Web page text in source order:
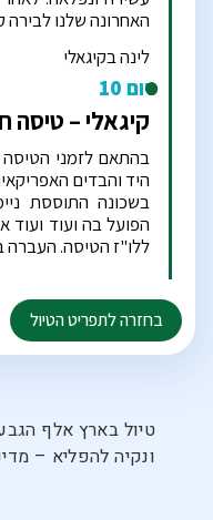
טיול בארץ אלף
ונקיה להפליא –